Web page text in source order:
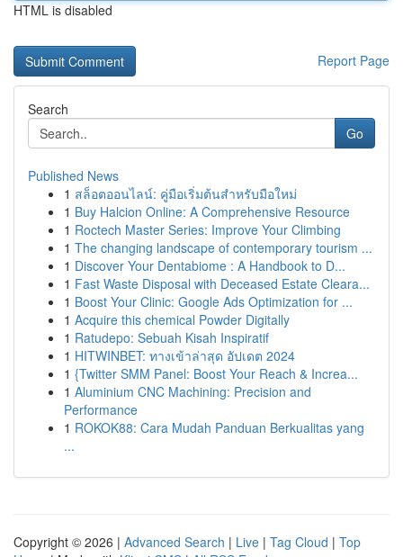
HTML is disabled
Report Page
Search
Go
Published News
1 สล็อตออนไลน์: คู่มือเริ่มต้นสำหรับมือใหม่
1 Buy Halcion Online: A Comprehensive Resource
1 Roctech Master Series: Improve Your Climbing
1 The changing landscape of contemporary tourism ...
1 Discover Your Dentabiome : A Handbook to D...
1 Fast Waste Disposal with Deceased Estate Cleara...
1 Boost Your Clinic: Google Ads Optimization for ...
1 Acquire this chemical Powder Digitally
1 Ratudepo: Sebuah Kisah Inspiratif
1 HITWINBET: ทางเข้าล่าสุด อัปเดต 2024
1 {Twitter SMM Panel: Boost Your Reach & Increa...
1 Aluminium CNC Machining: Precision and
Performance
1 ROKOK88: Cara Mudah Panduan Berkualitas yang
...
Copyright © 2026 | Advanced Search | Live | Tag Cloud | Top